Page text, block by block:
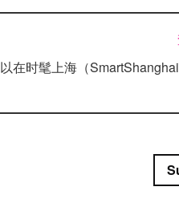
在时髦上海（